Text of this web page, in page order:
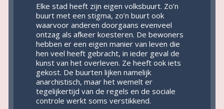
Elke stad heeft zijn eigen volksbuurt. Zo’n
buurt met een stigma, zo’n buurt ook
waarvoor anderen doorgaans evenveel
ontzag als afkeer koesteren. De bewoners
hebben er een eigen manier van leven die
hen veel heeft gebracht, in ieder geval de
kunst van het overleven. Ze heeft ook iets
gekost. De buurten lijken namelijk
anarchistisch, maar het wemelt er
tegelijkertijd van de regels en de sociale
controle werkt soms verstikkend.